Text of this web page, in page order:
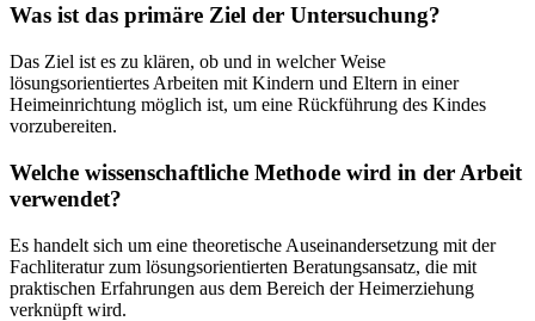
Was ist das primäre Ziel der Untersuchung?
Das Ziel ist es zu klären, ob und in welcher Weise
lösungsorientiertes Arbeiten mit Kindern und Eltern in einer
Heimeinrichtung möglich ist, um eine Rückführung des Kindes
vorzubereiten.
Welche wissenschaftliche Methode wird in der Arbeit
verwendet?
Es handelt sich um eine theoretische Auseinandersetzung mit der
Fachliteratur zum lösungsorientierten Beratungsansatz, die mit
praktischen Erfahrungen aus dem Bereich der Heimerziehung
verknüpft wird.